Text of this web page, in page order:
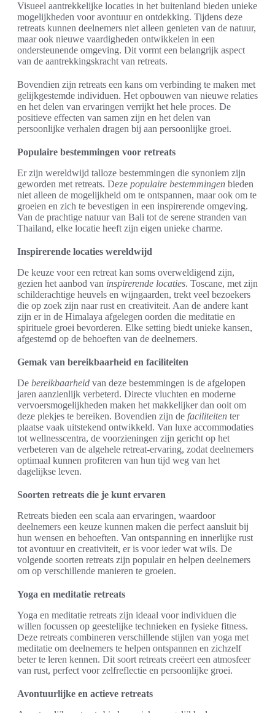
Visueel aantrekkelijke locaties in het buitenland bieden unieke
mogelijkheden voor avontuur en ontdekking. Tijdens deze
retreats kunnen deelnemers niet alleen genieten van de natuur,
maar ook nieuwe vaardigheden ontwikkelen in een
ondersteunende omgeving. Dit vormt een belangrijk aspect
van de aantrekkingskracht van retreats.
Bovendien zijn retreats een kans om verbinding te maken met
gelijkgestemde individuen. Het opbouwen van nieuwe relaties
en het delen van ervaringen verrijkt het hele proces. De
positieve effecten van samen zijn en het delen van
persoonlijke verhalen dragen bij aan persoonlijke groei.
Populaire bestemmingen voor retreats
Er zijn wereldwijd talloze bestemmingen die synoniem zijn
geworden met retreats. Deze populaire bestemmingen bieden
niet alleen de mogelijkheid om te ontspannen, maar ook om te
groeien en zich te bevestigen in een inspirerende omgeving.
Van de prachtige natuur van Bali tot de serene stranden van
Thailand, elke locatie heeft zijn eigen unieke charme.
Inspirerende locaties wereldwijd
De keuze voor een retreat kan soms overweldigend zijn,
gezien het aanbod van inspirerende locaties. Toscane, met zijn
schilderachtige heuvels en wijngaarden, trekt veel bezoekers
die op zoek zijn naar rust en creativiteit. Aan de andere kant
zijn er in de Himalaya afgelegen oorden die meditatie en
spirituele groei bevorderen. Elke setting biedt unieke kansen,
afgestemd op de behoeften van de deelnemers.
Gemak van bereikbaarheid en faciliteiten
De bereikbaarheid van deze bestemmingen is de afgelopen
jaren aanzienlijk verbeterd. Directe vluchten en moderne
vervoersmogelijkheden maken het makkelijker dan ooit om
deze plekjes te bereiken. Bovendien zijn de faciliteiten ter
plaatse vaak uitstekend ontwikkeld. Van luxe accommodaties
tot wellnesscentra, de voorzieningen zijn gericht op het
verbeteren van de algehele retreat-ervaring, zodat deelnemers
optimaal kunnen profiteren van hun tijd weg van het
dagelijkse leven.
Soorten retreats die je kunt ervaren
Retreats bieden een scala aan ervaringen, waardoor
deelnemers een keuze kunnen maken die perfect aansluit bij
hun wensen en behoeften. Van ontspanning en innerlijke rust
tot avontuur en creativiteit, er is voor ieder wat wils. De
volgende soorten retreats zijn populair en helpen deelnemers
om op verschillende manieren te groeien.
Yoga en meditatie retreats
Yoga en meditatie retreats zijn ideaal voor individuen die
willen focussen op geestelijke technieken en fysieke fitness.
Deze retreats combineren verschillende stijlen van yoga met
meditatie om deelnemers te helpen ontspannen en zichzelf
beter te leren kennen. Dit soort retreats creëert een atmosfeer
van rust, perfect voor zelfreflectie en persoonlijke groei.
Avontuurlijke en actieve retreats